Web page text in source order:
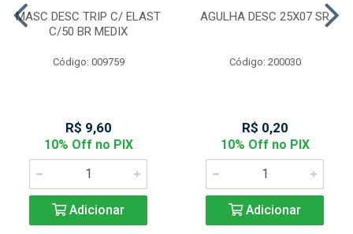
MASC DESC TRIP C/ ELAST
C/50 BR MEDIX
Código: 009759
R$ 9,60
10% Off no PIX
Adicionar
AGULHA DESC 25X07 SR
Código: 200030
R$ 0,20
10% Off no PIX
Adicionar